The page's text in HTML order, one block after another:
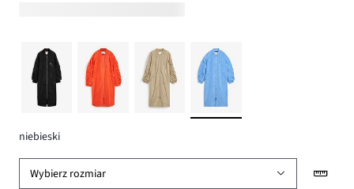
niebieski
Wybierz rozmiar